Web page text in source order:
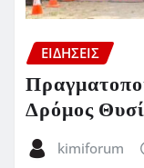
ΕΙΔΗΣΕΙΣ
Δρόμος
kimiforum